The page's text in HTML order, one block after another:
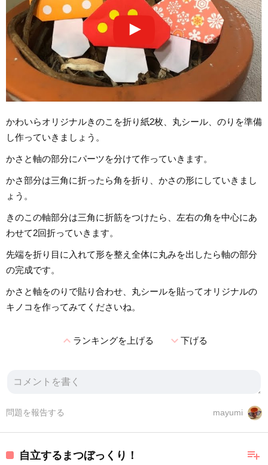
かわいらオリジナルきのこを折り紙2枚、丸シール、のりを準備
し作っていきましょう。
かさと軸の部分にパーツを分けて作っていきます。
かさ部分は三角に折ったら角を折り、かさの形にしていきまし
ょう。
きのこの軸部分は三角に折筋をつけたら、左右の角を中心にあ
わせて2回折っていきます。
先端を折り目に入れて形を整え全体に丸みを出したら軸の部分
の完成です。
かさと軸をのりで貼り合わせ、丸シールを貼ってオリジナルの
キノコを作ってみてくださいね。
expand_lessランキングを上げる expand_more下げる
mayumi
問題を報告する
playlist_add
自立するまつぼっくり！